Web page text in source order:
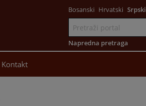
Bosanski Hrvatski Srpski
Napredna pretraga
Kontakt